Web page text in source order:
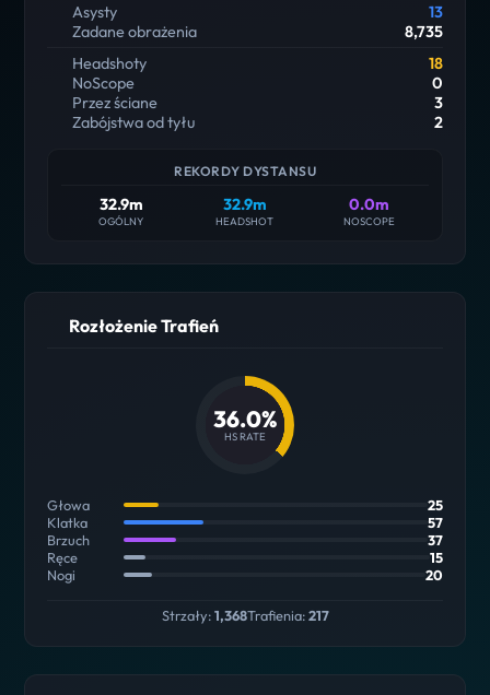
Asysty
13
Zadane obrażenia
8,735
Headshoty
18
NoScope
0
Przez ściane
3
Zabójstwa od tyłu
2
REKORDY DYSTANSU
32.9m
OGÓLNY
32.9m
HEADSHOT
0.0m
NOSCOPE
Rozłożenie Trafień
36.0%
HS RATE
Głowa
25
Klatka
57
Brzuch
37
Ręce
15
Nogi
20
Strzały:1,368Trafienia:217